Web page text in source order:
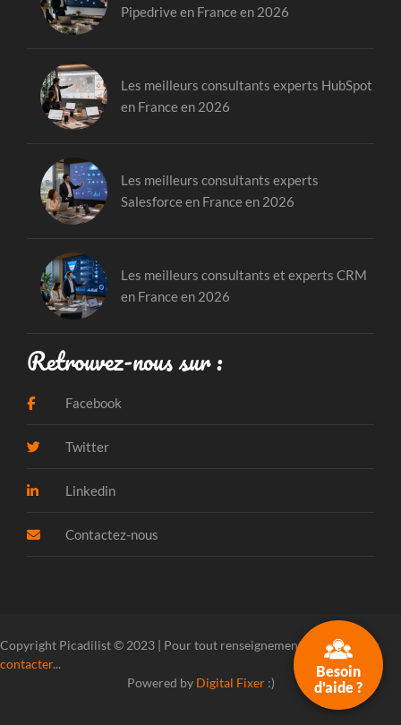
Pipedrive en France en 2026
Les meilleurs consultants experts HubSpot
en France en 2026
Les meilleurs consultants experts
Salesforce en France en 2026
Les meilleurs consultants et experts CRM
en France en 2026
Retrouvez-nous sur :
Facebook
Twitter
Linkedin
Contactez-nous
Besoin
d'aide ?
Copyright Picadilist © 2023 | Pour tout renseignement, veuillez
nous
contacter...
Powered by Digital Fixer:)